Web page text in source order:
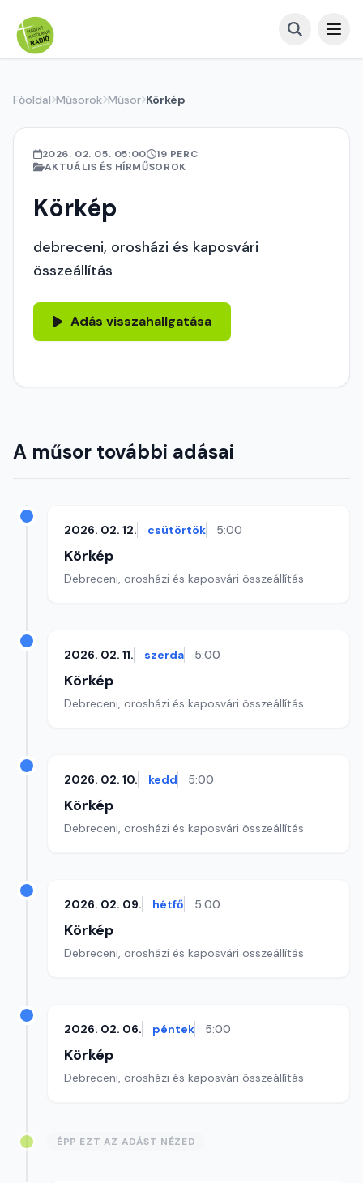
Főoldal Műsorok Műsor Körkép
2026. 02. 05. 05:00
19 PERC
AKTUÁLIS ÉS HÍRMŰSOROK
Körkép
debreceni, orosházi és kaposvári
összeállítás
Adás visszahallgatása
A műsor további adásai
2026. 02. 12. csütörtök 5:00
Körkép
Debreceni, orosházi és kaposvári összeállítás
2026. 02. 11. szerda 5:00
Körkép
Debreceni, orosházi és kaposvári összeállítás
2026. 02. 10. kedd 5:00
Körkép
Debreceni, orosházi és kaposvári összeállítás
2026. 02. 09. hétfő 5:00
Körkép
Debreceni, orosházi és kaposvári összeállítás
2026. 02. 06. péntek 5:00
Körkép
Debreceni, orosházi és kaposvári összeállítás
ÉPP EZT AZ ADÁST NÉZED